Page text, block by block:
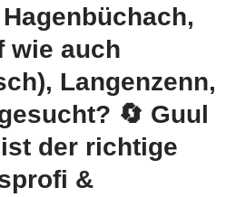
wie auch
Langenzenn,
🔄 Guul
ist der richtige
&